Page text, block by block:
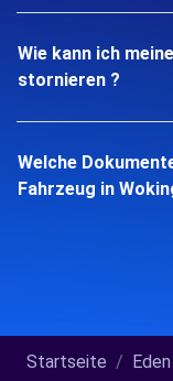
Wie kann ich
stornieren ?
Welche
Fahrzeug in
Startseite